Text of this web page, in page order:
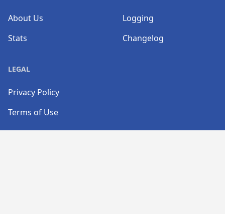
About Us
Stats
Logging
Changelog
LEGAL
Privacy Policy
Terms of Use